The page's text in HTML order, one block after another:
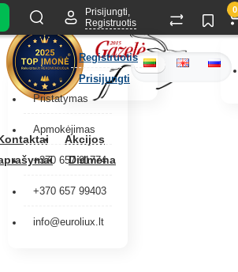
Pristatymas
Apmokėjimas
+370 657 91774
+370 657 99403
info@euroliux.lt
Akcijos
Didmena
Prisijungti,
Registruotis
Registruotis
Prisijungti
0